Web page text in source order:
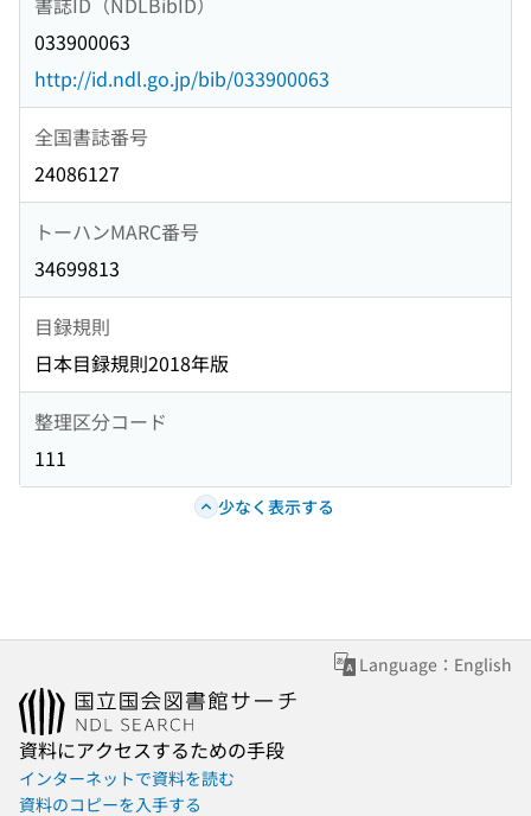
033900063
http://id.ndl.go.jp/bib/033900063
全国書誌番号
24086127
トーハンMARC番号
34699813
目録規則
日本目録規則2018年版
整理区分コード
111
少なく表示する
Language：English
資料にアクセスするための手段
インターネットで資料を読む
資料のコピーを入手する